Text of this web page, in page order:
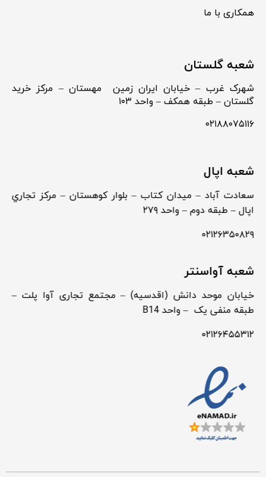
همکاری با ما
شعبه گلستان
شهرک غرب – خیابان ایران زمین مهستان – مرکز خرید
گلستان – طبقه همکف – واحد ۱۰۳
۰۲۱۸۸۰۷۵۱۱۶
شعبه اپال
سعادت آباد – ميدان كتاب – بلوار كوهستان – مركز تجاري
اپال – طبقه دوم – واحد ۲۷۹
۰۲۱۲۶۳۵۰۸۲۹
شعبه آواسنتر
خیابان موحد دانش (اقدسیه) – مجتمع تجاری آوا پلت –
طبقه منفی یک – واحد B14
۰۲۱۲۶۴۵۵۳۱۲